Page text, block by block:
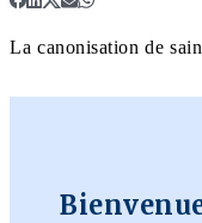
La canonisation de